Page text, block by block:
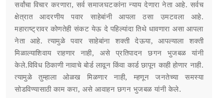
सर्वांचा विचार करणारा, सर्व समाजघटकांना न्याय देणारा नेता आहे. सर्वच
क्षेत्रात आदरणीय पवार साहेबांनी आपला ठसा उमटवला आहे.
महाराष्ट्रावर कोणतेही संकट येऊ दे पहिल्यांदा तिथे धावणारा असा आपला
नेता आहे. त्यामुळे पवार साहेबांना शक्ती देऊया, आपल्याला शक्ती
मिळाल्याशिवाय राहणार नाही, असे प्रतिपादन छगन भुजबळ यांनी
केले.विविध ठिकाणी नावाचे बोर्ड लावून किंवा कार्ड छापून काही होणार नाही.
त्यामुळे तुम्हाला ओळख मिळणार नाही, म्हणून जनतेच्या समस्या
सोडविण्यासाठी काम करा, असे आवाहन छगन भुजबळ यांनी केले.